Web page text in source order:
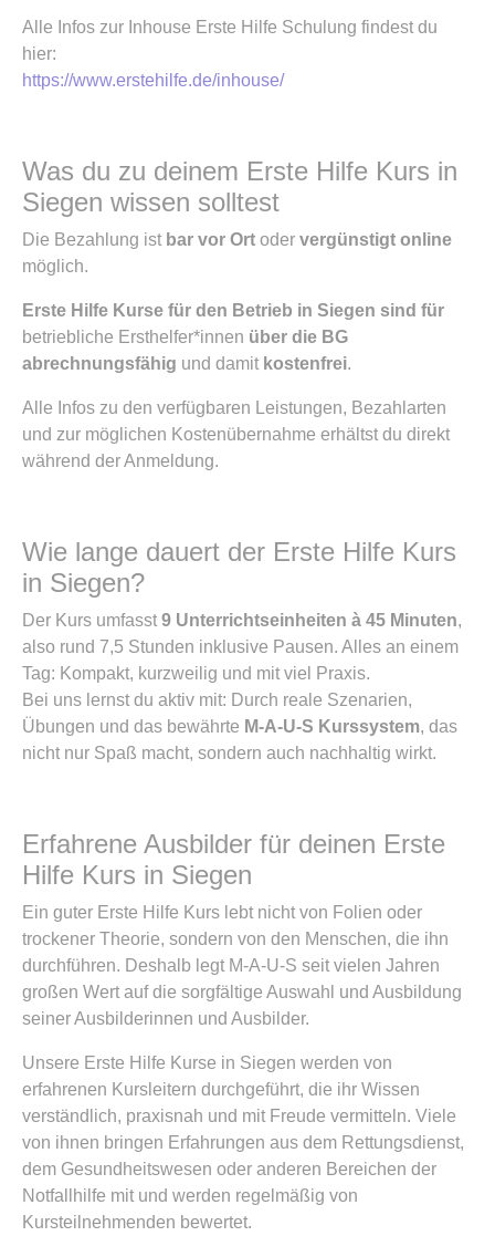
Alle Infos zur Inhouse Erste Hilfe Schulung findest du
hier:
https://www.erstehilfe.de/inhouse/
Was du zu deinem Erste Hilfe Kurs in
Siegen wissen solltest
Die Bezahlung ist bar vor Ort oder vergünstigt online
möglich.
Erste Hilfe Kurse für den Betrieb in Siegen sind für
betriebliche Ersthelfer*innen über die BG
abrechnungsfähig und damit kostenfrei.
Alle Infos zu den verfügbaren Leistungen, Bezahlarten
und zur möglichen Kostenübernahme erhältst du direkt
während der Anmeldung.
Wie lange dauert der Erste Hilfe Kurs
in Siegen?
Der Kurs umfasst 9 Unterrichtseinheiten à 45 Minuten,
also rund 7,5 Stunden inklusive Pausen. Alles an einem
Tag: Kompakt, kurzweilig und mit viel Praxis.
Bei uns lernst du aktiv mit: Durch reale Szenarien,
Übungen und das bewährte M-A-U-S Kurssystem, das
nicht nur Spaß macht, sondern auch nachhaltig wirkt.
Erfahrene Ausbilder für deinen Erste
Hilfe Kurs in Siegen
Ein guter Erste Hilfe Kurs lebt nicht von Folien oder
trockener Theorie, sondern von den Menschen, die ihn
durchführen. Deshalb legt M-A-U-S seit vielen Jahren
großen Wert auf die sorgfältige Auswahl und Ausbildung
seiner Ausbilderinnen und Ausbilder.
Unsere Erste Hilfe Kurse in Siegen werden von
erfahrenen Kursleitern durchgeführt, die ihr Wissen
verständlich, praxisnah und mit Freude vermitteln. Viele
von ihnen bringen Erfahrungen aus dem Rettungsdienst,
dem Gesundheitswesen oder anderen Bereichen der
Notfallhilfe mit und werden regelmäßig von
Kursteilnehmenden bewertet.